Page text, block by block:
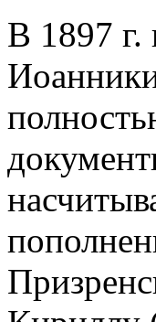
В 1897 г.